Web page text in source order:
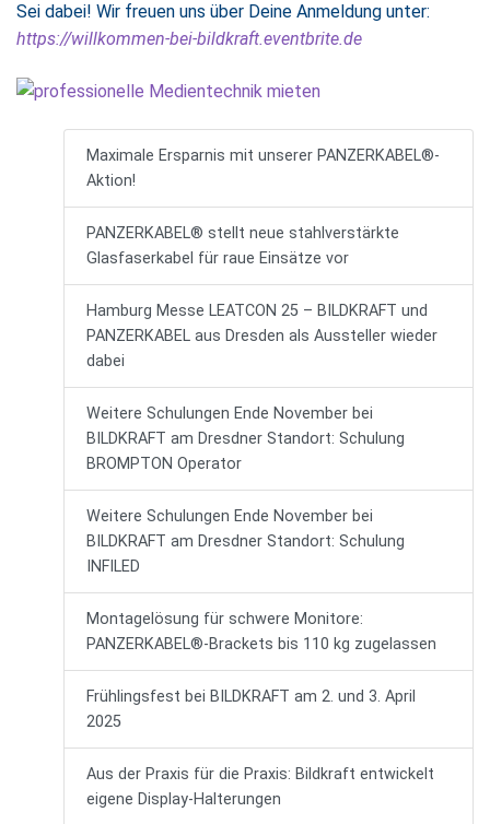
Sei dabei! Wir freuen uns über Deine Anmeldung unter:
https://willkommen-bei-bildkraft.eventbrite.de
Maximale Ersparnis mit unserer PANZERKABEL®-
Aktion!
PANZERKABEL® stellt neue stahlverstärkte
Glasfaserkabel für raue Einsätze vor
Hamburg Messe LEATCON 25 – BILDKRAFT und
PANZERKABEL aus Dresden als Aussteller wieder
dabei
Weitere Schulungen Ende November bei
BILDKRAFT am Dresdner Standort: Schulung
BROMPTON Operator
Weitere Schulungen Ende November bei
BILDKRAFT am Dresdner Standort: Schulung
INFILED
Montagelösung für schwere Monitore:
PANZERKABEL®-Brackets bis 110 kg zugelassen
Frühlingsfest bei BILDKRAFT am 2. und 3. April
2025
Aus der Praxis für die Praxis: Bildkraft entwickelt
eigene Display-Halterungen